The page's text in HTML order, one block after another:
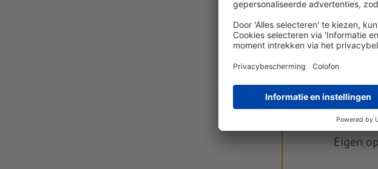
Drukgegevens
Met betrekking tot de
aan uw opgemaakte
Eigen